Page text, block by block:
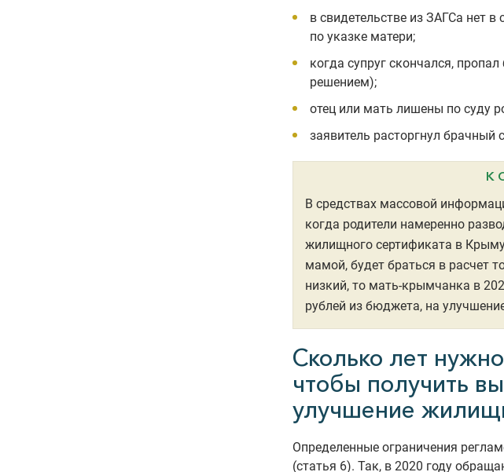
в свидетельстве из ЗАГСа нет в
по указке матери;
когда супруг скончался,
решением);
отец или мать лишены по суду
заявитель расторгнул
К
В средствах массовой
когда родители намеренно
жилищного сертификата в
мамой, будет браться в расчет
низкий, то мать-крымчанка в
рублей из бюджета, на
Сколько лет
чтобы получить
улучшение
Определенные ограничения
(статья 6). Так, в 2020 году